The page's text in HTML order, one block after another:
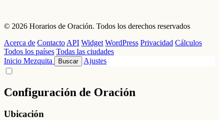
© 2026 Horarios de Oración. Todos los derechos reservados
Acerca de Contacto API Widget WordPress Privacidad Cálculos
Todos los países Todas las ciudades
Inicio Mezquita Buscar Ajustes
Configuración de Oración
Ubicación